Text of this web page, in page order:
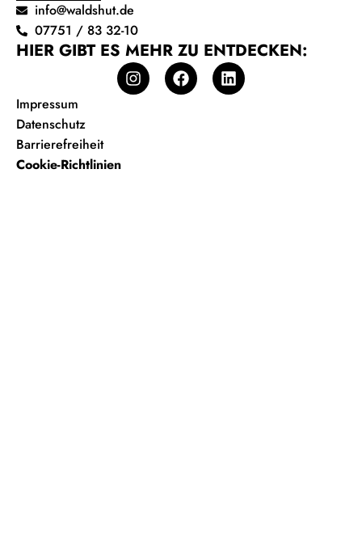
info@waldshut.de
07751 / 83 32-10
HIER GIBT ES MEHR ZU ENTDECKEN:
Impressum
Datenschutz
Barrierefreiheit
Cookie-Richtlinien